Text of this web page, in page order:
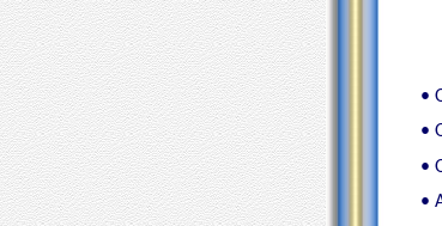
•
•
•
•